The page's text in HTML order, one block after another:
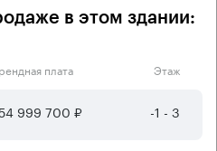
в этом здании:
плата Этаж
999 700 ₽ -1 - 3